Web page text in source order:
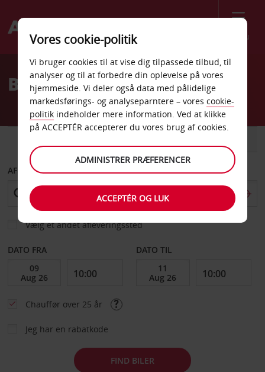
Menu
Welcome
AvisBilleje Pontevedra
AFHENT FRA
Vælg et andet afleveringssted
DATO FRA DATO TIL
Chauffør over 25 år
Jeg har en rabatkode
FIND BILER
Vores cookie-politik
Vi bruger cookies til at vise dig tilpassede tilbud, til
analyser og til at forbedre din oplevelse på vores
hjemmeside. Vi deler også data med pålidelige
markedsførings- og analyseparntere – vores cookie-
politik indeholder mere information. Ved at klikke
på ACCEPTÉR accepterer du vores brug af cookies.
ADMINISTRER PRÆFERENCER
ACCEPTÉR OG LUK